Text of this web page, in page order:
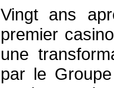
Vingt ans
premier
une
par le